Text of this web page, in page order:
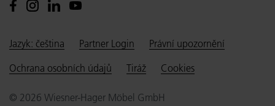
Jazyk: čeština Partner Login
Právní upozornění
Ochrana osobních údajů
Tiráž Cookies
© 2026 Wiesner-Hager Möbel GmbH